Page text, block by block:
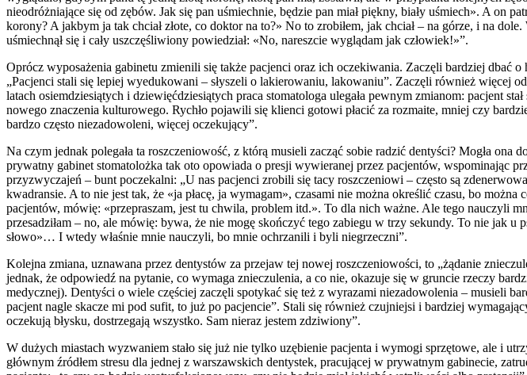
nieodróżniające się od zębów. Jak się pan uśmiechnie, będzie pan miał piękny, biały uśmiech». A on
korony? A jakbym ja tak chciał złote, co doktor na to?» No to zrobiłem, jak chciał – na górze, i na
uśmiechnął się i cały uszczęśliwiony powiedział: «No, nareszcie wyglądam jak człowiek!»”.
Oprócz wyposażenia gabinetu zmienili się także pacjenci oraz ich oczekiwania. Zaczęli bardziej dbać
„Pacjenci stali się lepiej wyedukowani – słyszeli o lakierowaniu, lakowaniu”. Zaczęli również więcej
latach osiemdziesiątych i dziewięćdziesiątych praca stomatologa ulegała pewnym zmianom: pacjent
nowego znaczenia kulturowego. Rychło pojawili się klienci gotowi płacić za rozmaite, mniej czy
bardzo często niezadowoleni, więcej oczekujący”.
Na czym jednak polegała ta roszczeniowość, z którą musieli zacząć sobie radzić dentyści? Mogła ona
prywatny gabinet stomatolożka tak oto opowiada o presji wywieranej przez pacjentów, wspominając
przyzwyczajeń – bunt poczekalni: „U nas pacjenci zrobili się tacy roszczeniowi – często są
kwadransie. A to nie jest tak, że «ja płacę, ja wymagam», czasami nie można określić czasu, bo
pacjentów, mówię: «przepraszam, jest tu chwila, problem itd.». To dla nich ważne. Ale tego nauczyli
przesadziłam – no, ale mówię: bywa, że nie mogę skończyć tego zabiegu w trzy sekundy. To nie jak u
słowo»… I wtedy właśnie mnie nauczyli, bo mnie ochrzanili i byli niegrzeczni”.
Kolejna zmiana, uznawana przez dentystów za przejaw tej nowej roszczeniowości, to „żądanie
jednak, że odpowiedź na pytanie, co wymaga znieczulenia, a co nie, okazuje się w gruncie rzeczy
medycznej). Dentyści o wiele częściej zaczęli spotykać się też z wyrazami niezadowolenia – musieli
pacjent nagle skacze mi pod sufit, to już po pacjencie”. Stali się również czujniejsi i bardziej
oczekują błysku, dostrzegają wszystko. Sam nieraz jestem zdziwiony”.
W dużych miastach wyzwaniem stało się już nie tylko uzębienie pacjenta i wymogi sprzętowe, ale i
głównym źródłem stresu dla jednej z warszawskich dentystek, pracującej w prywatnym gabinecie,